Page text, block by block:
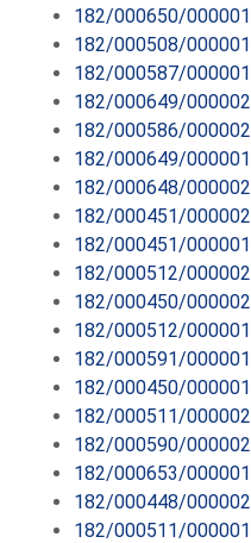
182/000650/000001
182/000508/000001
182/000587/000001
182/000649/000002
182/000586/000002
182/000649/000001
182/000648/000002
182/000451/000002
182/000451/000001
182/000512/000002
182/000450/000002
182/000512/000001
182/000591/000001
182/000450/000001
182/000511/000002
182/000590/000002
182/000653/000001
182/000448/000002
182/000511/000001